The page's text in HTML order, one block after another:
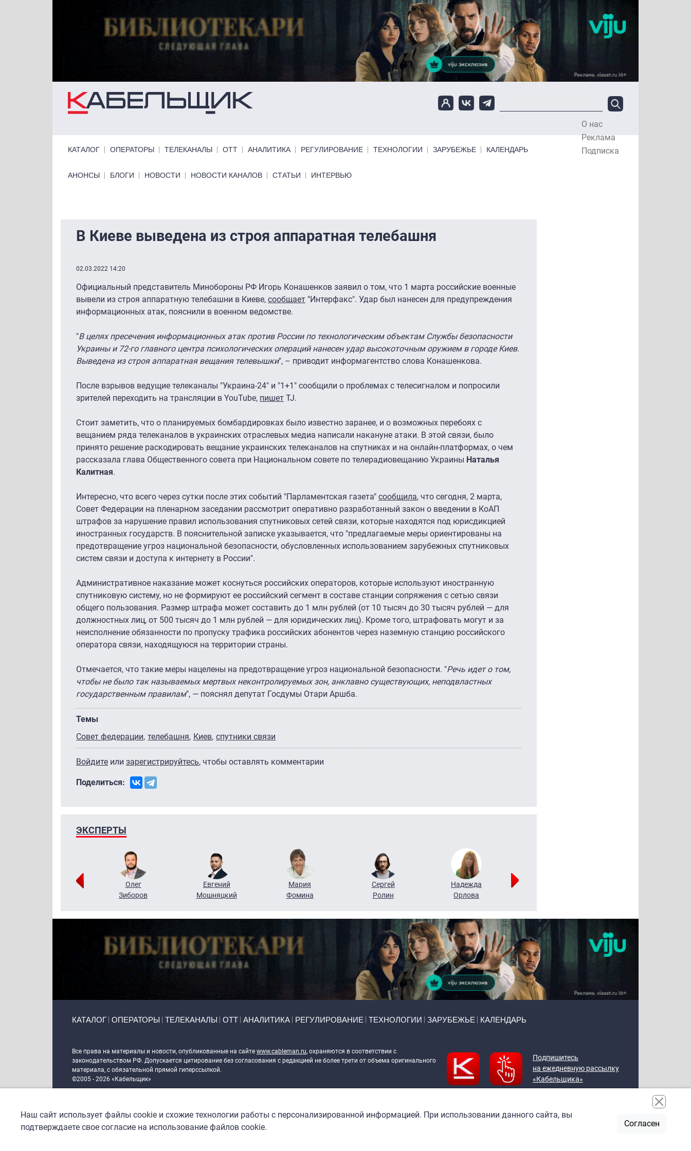
О нас
Реклама
Подписка
КАТАЛОГ ОПЕРАТОРЫ ТЕЛЕКАНАЛЫ ОТТ АНАЛИТИКА РЕГУЛИРОВАНИЕ ТЕХНОЛОГИИ ЗАРУБЕЖЬЕ КАЛЕНДАРЬ
Primary links bottom
АНОНСЫ БЛОГИ НОВОСТИ НОВОСТИ КАНАЛОВ СТАТЬИ ИНТЕРВЬЮ
В Киеве выведена из строя аппаратная телебашня
02.03.2022 14:20
Официальный представитель Минобороны РФ Игорь Конашенков заявил о том, что 1 марта российские военные
вывели из строя аппаратную телебашни в Киеве, сообщает "Интерфакс". Удар был нанесен для предупреждения
информационных атак, пояснили в военном ведомстве.
"В целях пресечения информационных атак против России по технологическим объектам Службы безопасности
Украины и 72-го главного центра психологических операций нанесен удар высокоточным оружием в городе Киев.
Выведена из строя аппаратная вещания телевышки", – приводит информагентство слова Конашенкова.
После взрывов ведущие телеканалы "Украина-24" и "1+1" сообщили о проблемах с телесигналом и попросили
зрителей переходить на трансляции в YouTube, пишет TJ.
Стоит заметить, что о планируемых бомбардировках было известно заранее, и о возможных перебоях с
вещанием ряда телеканалов в украинских отраслевых медиа написали накануне атаки. В этой связи, было
принято решение раскодировать вещание украинских телеканалов на спутниках и на онлайн-платформах, о чем
рассказала глава Общественного совета при Национальном совете по телерадиовещанию Украины Наталья
Калитная.
Интересно, что всего через сутки после этих событий "Парламентская газета" сообщила, что сегодня, 2 марта,
Совет Федерации на пленарном заседании рассмотрит оперативно разработанный закон о введении в КоАП
штрафов за нарушение правил использования спутниковых сетей связи, которые находятся под юрисдикцией
иностранных государств. В пояснительной записке указывается, что "предлагаемые меры ориентированы на
предотвращение угроз национальной безопасности, обусловленных использованием зарубежных спутниковых
систем связи и доступа к интернету в России".
Административное наказание может коснуться российских операторов, которые используют иностранную
спутниковую систему, но не формируют ее российский сегмент в составе станции сопряжения с сетью связи
общего пользования. Размер штрафа может составить до 1 млн рублей (от 10 тысяч до 30 тысяч рублей — для
должностных лиц, от 500 тысяч до 1 млн рублей — для юридических лиц). Кроме того, штрафовать могут и за
неисполнение обязанности по пропуску трафика российских абонентов через наземную станцию российского
оператора связи, находящуюся на территории страны.
Отмечается, что такие меры нацелены на предотвращение угроз национальной безопасности. "Речь идет о том,
чтобы не было так называемых мертвых неконтролируемых зон, анклавно существующих, неподвластных
государственным правилам", — пояснял депутат Госдумы Отари Аршба.
Темы
Совет федерации телебашня Киев спутники связи
Войдите или зарегистрируйтесь, чтобы оставлять комментарии
Поделиться:
ЭКСПЕРТЫ
Олег
Зиборов
Евгений
Мошняцкий
Мария
Фомина
Сергей
Ролин
Надежда
Орлова
КАТАЛОГ ОПЕРАТОРЫ ТЕЛЕКАНАЛЫ ОТТ АНАЛИТИКА РЕГУЛИРОВАНИЕ ТЕХНОЛОГИИ ЗАРУБЕЖЬЕ КАЛЕНДАРЬ
Все права на материалы и новости, опубликованные на сайте www.cableman.ru, охраняются в соответствии с
законодательством РФ. Допускается цитирование без согласования с редакцией не более трети от объема оригинального
материала, с обязательной прямой гиперссылкой.
©2005 - 2026 «Кабельщик»
DrupalCoder — поддержка сайта c 2017 года
Подпишитесь
на ежедневную рассылку
«Кабельщика»
Наш сайт использует файлы cookie и схожие технологии работы с персонализированной информацией. При использовании данного сайта, вы
подтверждаете свое согласие на использование файлов cookie.
Согласен